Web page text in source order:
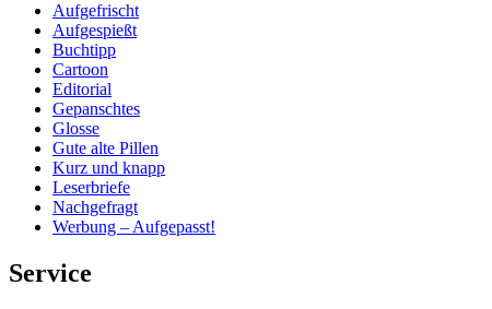
Aufgefrischt
Aufgespießt
Buchtipp
Cartoon
Editorial
Gepanschtes
Glosse
Gute alte Pillen
Kurz und knapp
Leserbriefe
Nachgefragt
Werbung – Aufgepasst!
Service